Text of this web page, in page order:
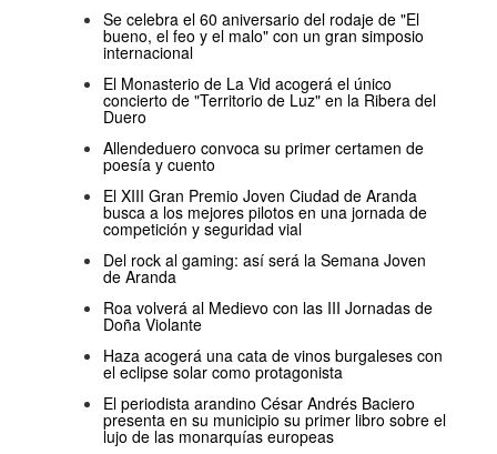
Se celebra el 60 aniversario del rodaje de "El
bueno, el feo y el malo" con un gran simposio
internacional
El Monasterio de La Vid acogerá el único
concierto de "Territorio de Luz" en la Ribera del
Duero
Allendeduero convoca su primer certamen de
poesía y cuento
El XIII Gran Premio Joven Ciudad de Aranda
busca a los mejores pilotos en una jornada de
competición y seguridad vial
Del rock al gaming: así será la Semana Joven
de Aranda
Roa volverá al Medievo con las III Jornadas de
Doña Violante
Haza acogerá una cata de vinos burgaleses con
el eclipse solar como protagonista
El periodista arandino César Andrés Baciero
presenta en su municipio su primer libro sobre el
lujo de las monarquías europeas